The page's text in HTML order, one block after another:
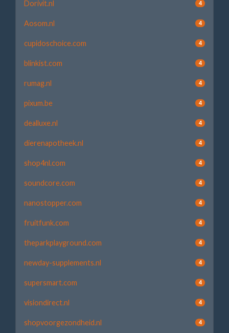
Dorivit.nl 4
Aosom.nl 4
cupidoschoice.com 4
blinkist.com 4
rumag.nl 4
pixum.be 4
dealluxe.nl 4
dierenapotheek.nl 4
shop4nl.com 4
soundcore.com 4
nanostopper.com 4
fruitfunk.com 4
theparkplayground.com 4
newday-supplements.nl 4
supersmart.com 4
visiondirect.nl 4
shopvoorgezondheid.nl 4